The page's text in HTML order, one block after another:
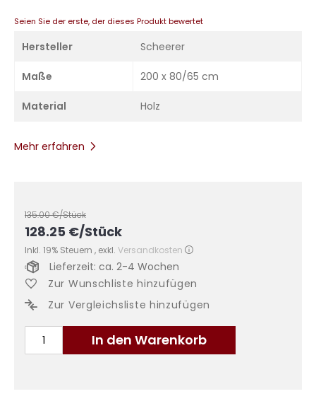
Seien Sie der erste, der dieses Produkt bewertet
Hersteller Scheerer
Maße 200 x 80/65 cm
Material Holz
Mehr erfahren
135.00€/Stück
128.25 €/Stück
Inkl. 19% Steuern , exkl. Versandkosten
In den Warenkorb
Lieferzeit: ca. 2-4 Wochen
Zur Wunschliste hinzufügen
Zur Vergleichsliste hinzufügen